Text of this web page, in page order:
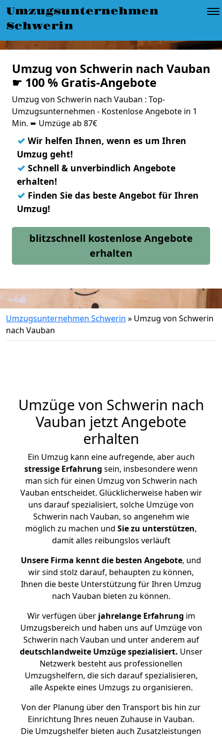
Umzugsunternehmen
Schwerin
Umzug von Schwerin nach Vauban
☛ 100 % Gratis-Angebote
Umzug von Schwerin nach Vauban : Top-
Umzugsunternehmen - Kostenlose Angebote in 1
Min. ➨ Umzüge ab 87€
✓ Wir helfen Ihnen, wenn es um Ihren
Umzug geht!
✓ Schnell & unverbindlich Angebote
erhalten!
✓ Finden Sie das beste Angebot für Ihren
Umzug!
blitzschnell kostenlose Angebote
erhalten
Umzugsunternehmen Schwerin » Umzug von Schwerin
nach Vauban
Umzüge von Schwerin nach
Vauban jetzt Angebote
erhalten
Ein Umzug kann eine aufregende, aber auch
stressige Erfahrung sein, insbesondere wenn
man sich für einen Umzug von Schwerin nach
Vauban entscheidet. Glücklicherweise haben wir
uns darauf spezialisiert, solche Umzüge von
Schwerin nach Vauban, so angenehm wie
möglich zu machen und Sie zu unterstützen,
damit alles reibungslos verläuft
Unsere Firma kennt die besten Angebote, und
wir sind stolz darauf, behaupten zu können,
Ihnen die beste Unterstützung für Ihren Umzug
nach Vauban bieten zu können.
Wir verfügen überjahrelange Erfahrung im
Umzugsbereich und haben uns auf Umzüge von
Schwerin nach Vauban und unter anderem auf
deutschlandweite Umzüge spezialisiert. Unser
Netzwerk besteht aus professionellen
Umzugshelfern, die sich darauf spezialisieren,
alle Aspekte eines Umzugs zu organisieren.
Von der Planung über den Transport bis hin zur
Einrichtung Ihres neuen Zuhause in Vauban.
Die Umzugshelfer bieten auch Zusatzleistungen